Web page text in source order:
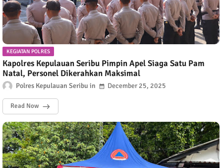
KEGIATAN POLRES
Kapolres Kepulauan Seribu Pimpin Apel Siaga Satu Pam
Natal, Personel Dikerahkan Maksimal
Polres Kepulauan Seribu December 25, 2025
Read Now